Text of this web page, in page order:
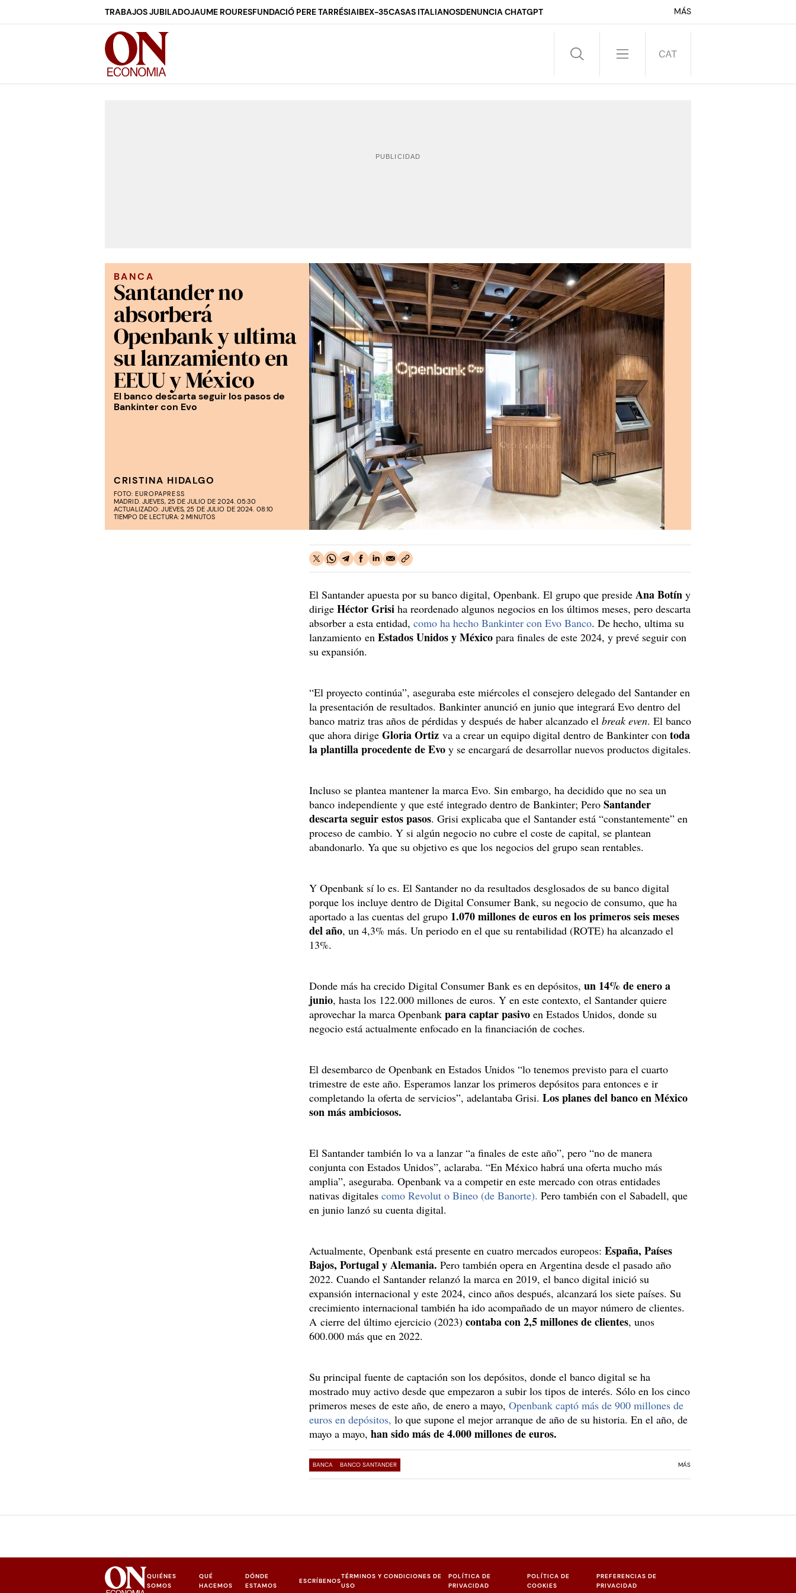
TRABAJOS JUBILADOJAUME ROURESFUNDACIÓ PERE TARRÉSIAIBEX-35CASAS ITALIANOSDENUNCIA CHATGPT MÁS
BANCA
Santander no
absorberá
Openbank y ultima
su lanzamiento en
EEUU y México
El banco descarta seguir los pasos de
Bankinter con Evo
CRISTINA HIDALGO
FOTO: EUROPAPRESS
MADRID. JUEVES, 25 DE JULIO DE 2024. 05:30
ACTUALIZADO: JUEVES, 25 DE JULIO DE 2024. 08:10
TIEMPO DE LECTURA: 2 MINUTOS
El Santander apuesta por su banco digital, Openbank. El grupo que preside Ana Botín y
dirige Héctor Grisi ha reordenado algunos negocios en los últimos meses, pero descarta
absorber a esta entidad, como ha hecho Bankinter con Evo Banco. De hecho, ultima su
lanzamiento en Estados Unidos y México para finales de este 2024, y prevé seguir con
su expansión.
“El proyecto continúa”, aseguraba este miércoles el consejero delegado del Santander en
la presentación de resultados. Bankinter anunció en junio que integrará Evo dentro del
banco matriz tras años de pérdidas y después de haber alcanzado el break even. El banco
que ahora dirige Gloria Ortiz va a crear un equipo digital dentro de Bankinter con toda
la plantilla procedente de Evo y se encargará de desarrollar nuevos productos digitales.
Incluso se plantea mantener la marca Evo. Sin embargo, ha decidido que no sea un
banco independiente y que esté integrado dentro de Bankinter; Pero Santander
descarta seguir estos pasos. Grisi explicaba que el Santander está “constantemente” en
proceso de cambio. Y si algún negocio no cubre el coste de capital, se plantean
abandonarlo. Ya que su objetivo es que los negocios del grupo sean rentables.
Y Openbank sí lo es. El Santander no da resultados desglosados de su banco digital
porque los incluye dentro de Digital Consumer Bank, su negocio de consumo, que ha
aportado a las cuentas del grupo 1.070 millones de euros en los primeros seis meses
del año, un 4,3% más. Un periodo en el que su rentabilidad (ROTE) ha alcanzado el
13%.
Donde más ha crecido Digital Consumer Bank es en depósitos, un 14% de enero a
junio, hasta los 122.000 millones de euros. Y en este contexto, el Santander quiere
aprovechar la marca Openbank para captar pasivo en Estados Unidos, donde su
negocio está actualmente enfocado en la financiación de coches.
El desembarco de Openbank en Estados Unidos “lo tenemos previsto para el cuarto
trimestre de este año. Esperamos lanzar los primeros depósitos para entonces e ir
completando la oferta de servicios”, adelantaba Grisi. Los planes del banco en México
son más ambiciosos.
El Santander también lo va a lanzar “a finales de este año”, pero “no de manera
conjunta con Estados Unidos”, aclaraba. “En México habrá una oferta mucho más
amplia”, aseguraba. Openbank va a competir en este mercado con otras entidades
nativas digitales como Revolut o Bineo (de Banorte). Pero también con el Sabadell, que
en junio lanzó su cuenta digital.
Actualmente, Openbank está presente en cuatro mercados europeos: España, Países
Bajos, Portugal y Alemania. Pero también opera en Argentina desde el pasado año
2022. Cuando el Santander relanzó la marca en 2019, el banco digital inició su
expansión internacional y este 2024, cinco años después, alcanzará los siete países. Su
crecimiento internacional también ha ido acompañado de un mayor número de clientes.
A cierre del último ejercicio (2023) contaba con 2,5 millones de clientes, unos
600.000 más que en 2022.
Su principal fuente de captación son los depósitos, donde el banco digital se ha
mostrado muy activo desde que empezaron a subir los tipos de interés. Sólo en los cinco
primeros meses de este año, de enero a mayo, Openbank captó más de 900 millones de
euros en depósitos, lo que supone el mejor arranque de año de su historia. En el año, de
mayo a mayo, han sido más de 4.000 millones de euros.
BANCA BANCO SANTANDER MÁS
QUIÉNES
SOMOS
QUÉ
HACEMOS
DÓNDE
ESTAMOS
ESCRÍBENOS
TÉRMINOS Y CONDICIONES DE
USO
POLÍTICA DE
PRIVACIDAD
POLÍTICA DE
COOKIES
PREFERENCIAS DE
PRIVACIDAD